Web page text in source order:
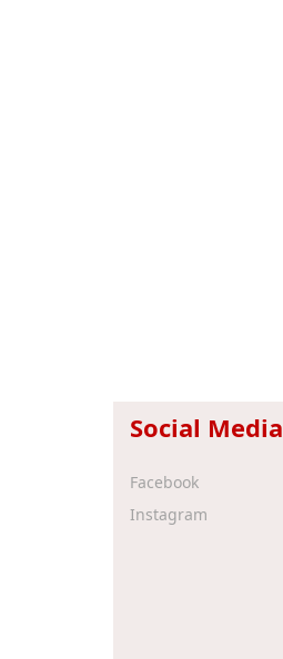
Social Media
Facebook
Instagram